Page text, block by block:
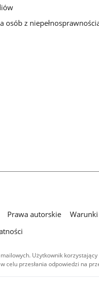
osób z
Prawa autorskie
Użytkownik
przesłania odpowiedzi na